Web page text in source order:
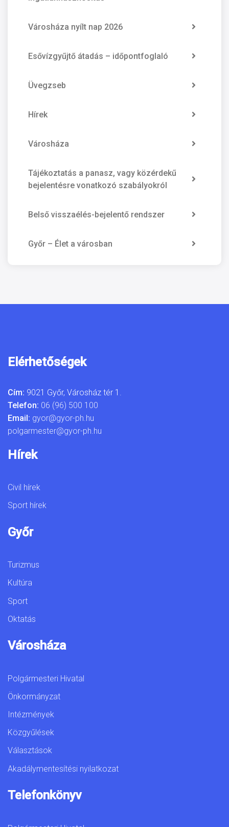
Városháza nyílt nap 2026
Esővízgyűjtő átadás – időpontfoglaló
Üvegzseb
Hírek
Városháza
Tájékoztatás a panasz, vagy közérdekű
bejelentésre vonatkozó szabályokról
Belső visszaélés-bejelentő rendszer
Győr – Élet a városban
Elérhetőségek
Cím: 9021 Győr, Városház tér 1.
Telefon: 06 (96) 500 100
Email: gyor@gyor-ph.hu
polgarmester@gyor-ph.hu
Hírek
Civil hírek
Sport hírek
Győr
Turizmus
Kultúra
Sport
Oktatás
Városháza
Polgármesteri Hivatal
Önkormányzat
Intézmények
Közgyűlések
Választások
Akadálymentesítési nyilatkozat
Telefonkönyv